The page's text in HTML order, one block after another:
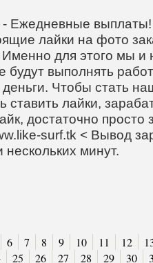
Ежедневные
лайки на фото
Именно для этого мы
будут выполнять
деньги. Чтобы стать
ставить лайки,
достаточно просто
surf.tk < Вывод
минут.
6 7 8 9 10 11 12
25 26 27 28 29 30